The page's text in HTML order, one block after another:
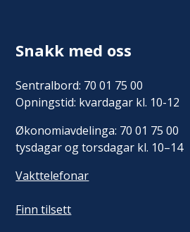
Snakk med oss
Sentralbord: 70 01 75 00
Opningstid: kvardagar kl. 10-12
Økonomiavdelinga: 70 01 75 00
tysdagar og torsdagar kl. 10–14
Vakttelefonar
Finn tilsett